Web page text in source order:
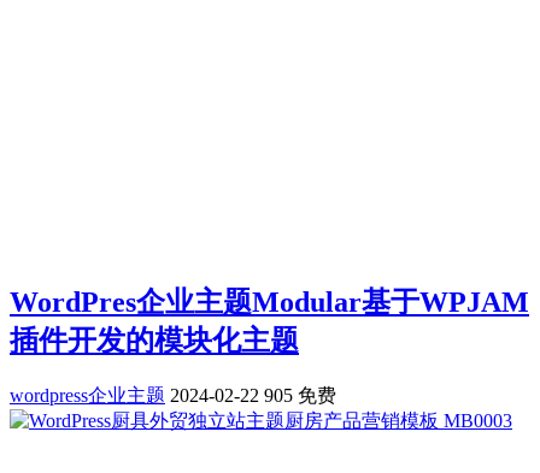
WordPres企业主题Modular基于WPJAM
插件开发的模块化主题
wordpress企业主题 2024-02-22 905 免费